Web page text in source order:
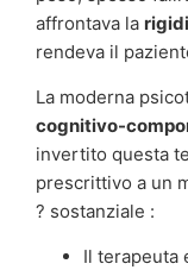
affrontava la
rendeva il
La moderna
cognitivo-
invertito questa
prescrittivo a un
? sostanziale :
Il terapeuta